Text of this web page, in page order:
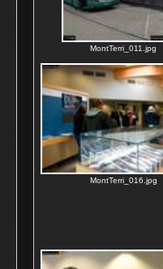
MontTerri_011.jpg
MontTerri_016.jpg